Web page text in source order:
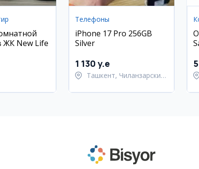
ЖК New Life
Телефоны
iPhone 17 Pro 256GB
Silver
1 130 y.e
Ташкент, Чиланзарский